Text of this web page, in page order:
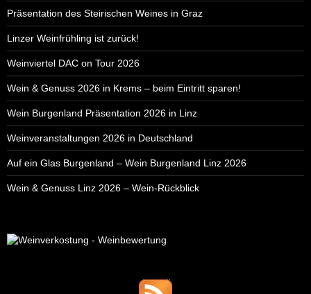
Präsentation des Steirischen Weines in Graz
Linzer Weinfrühling ist zurück!
Weinviertel DAC on Tour 2026
Wein & Genuss 2026 in Krems – beim Eintritt sparen!
Wein Burgenland Präsentation 2026 in Linz
Weinveranstaltungen 2026 in Deutschland
Auf ein Glas Burgenland – Wein Burgenland Linz 2026
Wein & Genuss Linz 2026 – Wein-Rückblick